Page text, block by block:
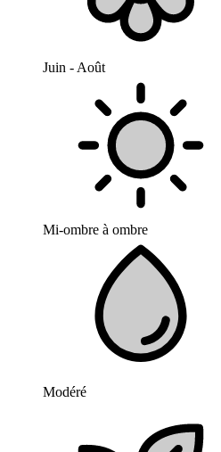
Juin - Août
Mi-ombre à ombre
Modéré